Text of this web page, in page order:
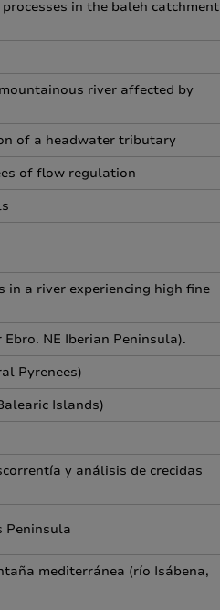
in the baleh catchment
river affected by
of a headwater tributary
of flow regulation
a river experiencing high fine
NE Iberian Peninsula).
Pyrenees)
Islands)
y análisis de crecidas
Peninsula
mediterránea (río Isábena,